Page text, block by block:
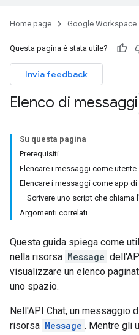
Home page Google Workspace
Questa pagina è stata utile?
Invia feedback
Elenco di messaggi
Su questa pagina
Prerequisiti
Elencare i messaggi come utente
Elencare i messaggi come app di
Scrivere uno script che chiama
Argomenti correlati
Questa guida spiega come
nella risorsa Message
visualizzare un elenco
uno spazio.
Nell'API Chat, un messaggio
risorsa Message . Mentre gli